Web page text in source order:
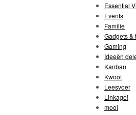
Essential
Events
Familie
Gadgets &
Gaming
Ideeën
Kanban
Kwoot
Leesvoer
Linkage!
mooi